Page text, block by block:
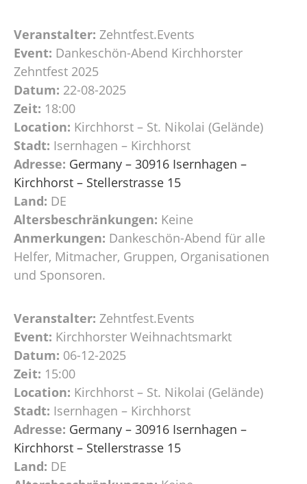
Veranstalter: Zehntfest.Events
Event: Dankeschön-Abend Kirchhorster
Zehntfest 2025
Datum: 22-08-2025
Zeit: 18:00
Location: Kirchhorst – St. Nikolai (Gelände)
Stadt: Isernhagen – Kirchhorst
Adresse: Germany – 30916 Isernhagen –
Kirchhorst – Stellerstrasse 15
Land: DE
Altersbeschränkungen: Keine
Anmerkungen: Dankeschön-Abend für alle
Helfer, Mitmacher, Gruppen, Organisationen
und Sponsoren.
Veranstalter: Zehntfest.Events
Event: Kirchhorster Weihnachtsmarkt
Datum: 06-12-2025
Zeit: 15:00
Location: Kirchhorst – St. Nikolai (Gelände)
Stadt: Isernhagen – Kirchhorst
Adresse: Germany – 30916 Isernhagen –
Kirchhorst – Stellerstrasse 15
Land: DE